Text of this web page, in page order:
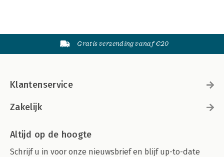
Gratis verzending vanaf €20
Klantenservice
Zakelijk
Altijd op de hoogte
Schrijf u in voor onze nieuwsbrief en blijf up-to-date